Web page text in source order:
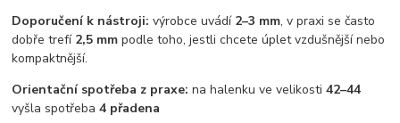
Doporučení k nástroji: výrobce uvádí 2–3 mm, v praxi se často
dobře trefí 2,5 mm podle toho, jestli chcete úplet vzdušnější nebo
kompaktnější.
Orientační spotřeba z praxe: na halenku ve velikosti42–44
vyšla spotřeba4 přadena